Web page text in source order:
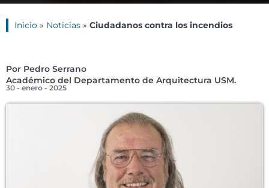
Inicio » Noticias » Ciudadanos contra los incendios
Por Pedro Serrano
Académico del Departamento de Arquitectura USM.
30 - enero - 2025